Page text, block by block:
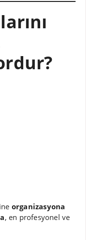
organizasyona
, en profesyonel ve